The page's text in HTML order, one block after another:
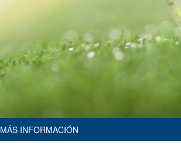
MÁS INFORMACIÓN